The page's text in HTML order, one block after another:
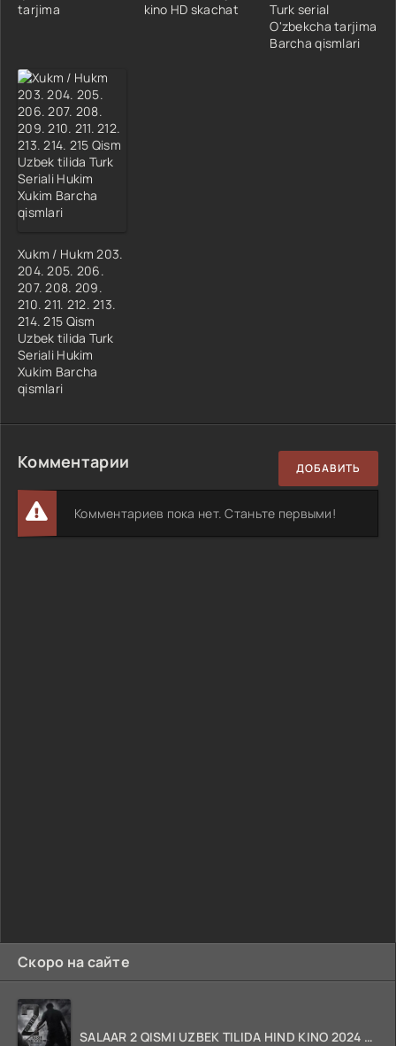
Скоро на сайте
SALAAR 2 QISMI UZBEK TILIDA HIND KINO 2024 TARJIMA 720p HD Skachat
tarjima
kino HD skachat
Turk serial
O'zbekcha tarjima
Barcha qismlari
Xukm / Hukm 203.
204. 205. 206.
207. 208. 209.
210. 211. 212. 213.
214. 215 Qism
Uzbek tilida Turk
Seriali Hukim
Xukim Barcha
qismlari
Комментарии ДОБАВИТЬ
Комментариев пока нет. Станьте первыми!